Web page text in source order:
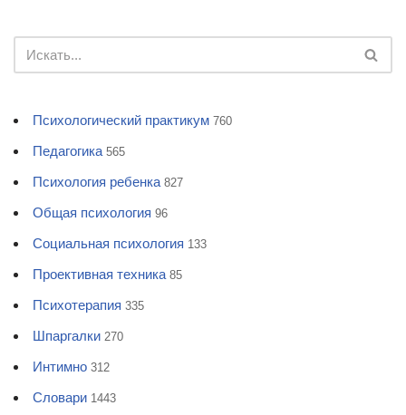
Психологический практикум 760
Педагогика 565
Психология ребенка 827
Общая психология 96
Социальная психология 133
Проективная техника 85
Психотерапия 335
Шпаргалки 270
Интимно 312
Словари 1443